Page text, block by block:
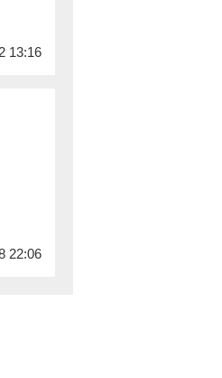
13:16
22:06